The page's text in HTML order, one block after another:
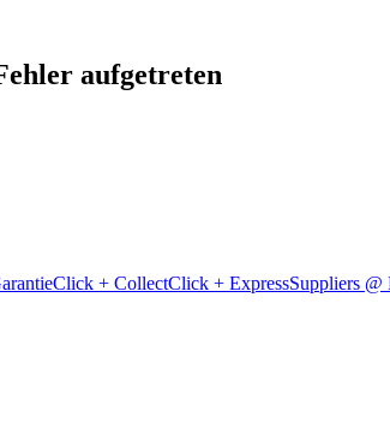
aufgetreten
Click + CollectClick + ExpressSuppliers @